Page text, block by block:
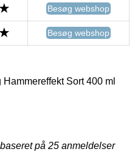
Besøg webshop
Besøg webshop
Sort 400 ml
på 25 anmeldelser